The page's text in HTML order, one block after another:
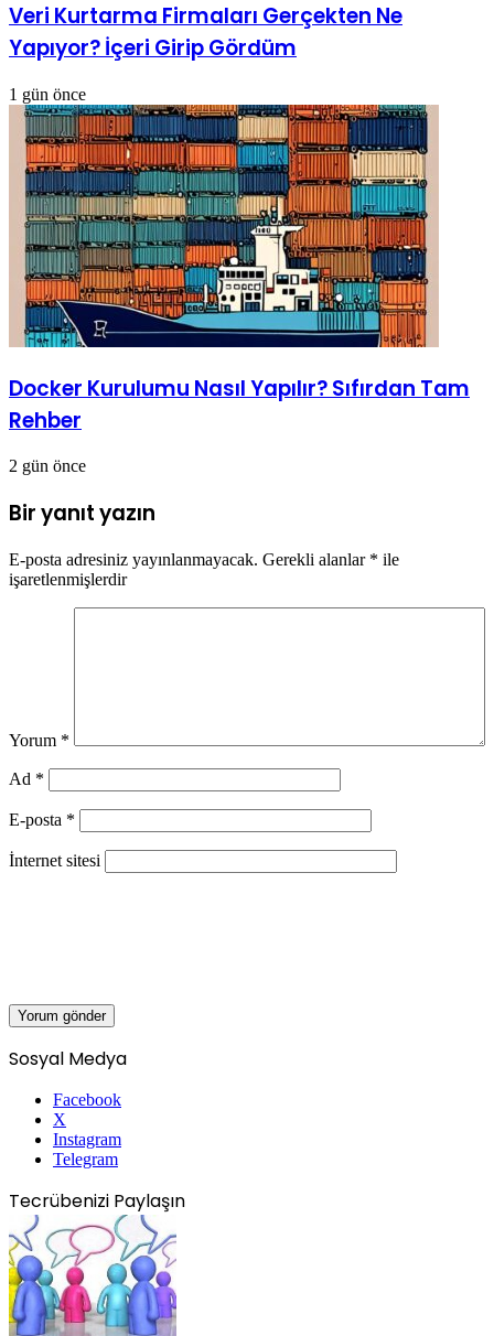
Veri Kurtarma Firmaları Gerçekten Ne
Yapıyor? İçeri Girip Gördüm
1 gün önce
Docker Kurulumu Nasıl Yapılır? Sıfırdan Tam
Rehber
2 gün önce
Bir yanıt yazın
E-posta adresiniz yayınlanmayacak. Gerekli alanlar * ile
işaretlenmişlerdir
Yorum *
Ad *
E-posta *
İnternet sitesi
Sosyal Medya
Facebook
X
Instagram
Telegram
Tecrübenizi Paylaşın